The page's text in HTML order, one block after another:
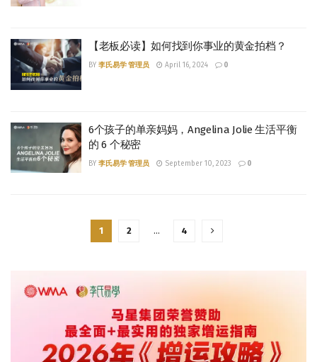
【老板必读】如何找到你事业的黄金拍档？
BY 李氏易学 管理员 April 16, 2024 0
6个孩子的单亲妈妈，Angelina Jolie 生活平衡
的 6 个秘密
BY 李氏易学 管理员 September 10, 2023 0
1 2 … 4